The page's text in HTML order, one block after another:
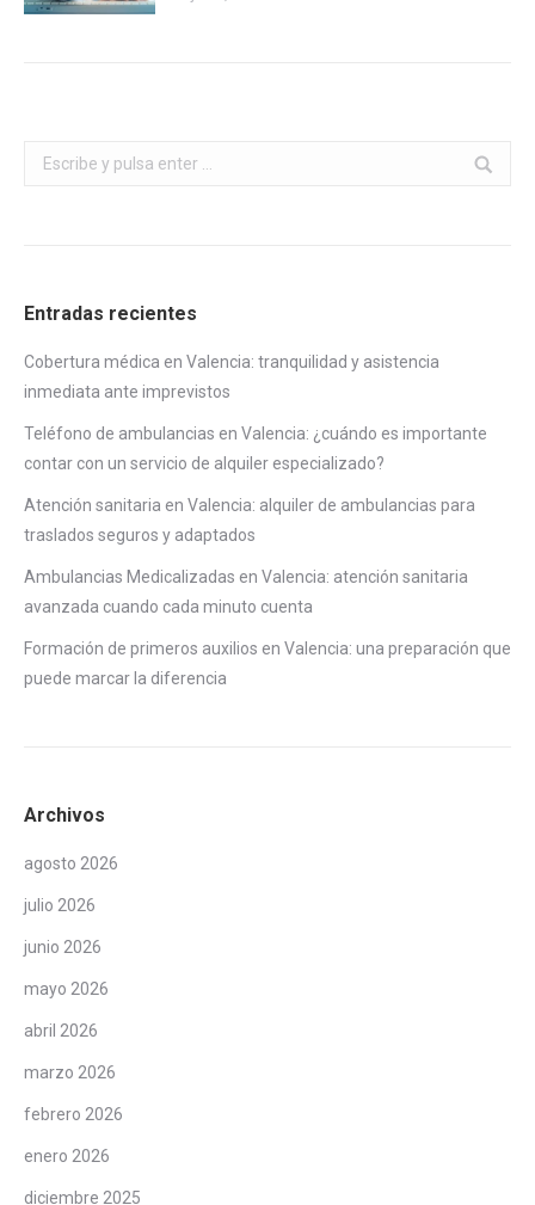
Buscar:
Entradas recientes
Cobertura médica en Valencia: tranquilidad y asistencia
inmediata ante imprevistos
Teléfono de ambulancias en Valencia: ¿cuándo es importante
contar con un servicio de alquiler especializado?
Atención sanitaria en Valencia: alquiler de ambulancias para
traslados seguros y adaptados
Ambulancias Medicalizadas en Valencia: atención sanitaria
avanzada cuando cada minuto cuenta
Formación de primeros auxilios en Valencia: una preparación que
puede marcar la diferencia
Archivos
agosto 2026
julio 2026
junio 2026
mayo 2026
abril 2026
marzo 2026
febrero 2026
enero 2026
diciembre 2025